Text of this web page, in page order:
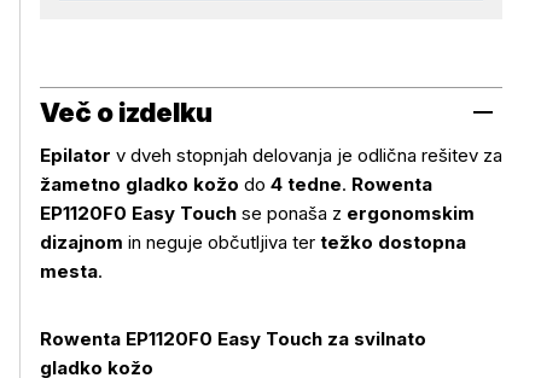
Več o izdelku
Epilator v dveh stopnjah delovanja je odlična rešitev za
žametno gladko kožo do 4 tedne. Rowenta
EP1120F0 Easy Touch se ponaša z ergonomskim
dizajnom in neguje občutljiva ter težko dostopna
mesta.
Rowenta EP1120F0 Easy Touch za svilnato
gladko kožo